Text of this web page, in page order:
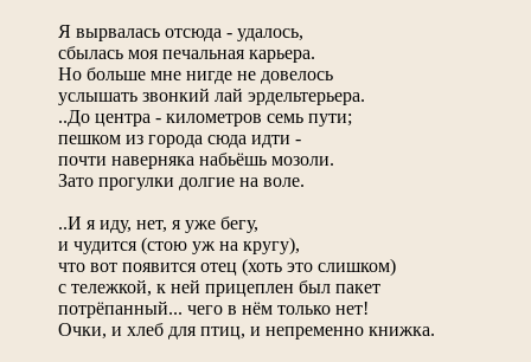
Я вырвалась отсюда - удалось,
сбылась моя печальная карьера.
Но больше мне нигде не довелось
услышать звонкий лай эрдельтерьера.
..До центра - километров семь пути;
пешком из города сюда идти -
почти наверняка набьёшь мозоли.
Зато прогулки долгие на воле.
..И я иду, нет, я уже бегу,
и чудится (стою уж на кругу),
что вот появится отец (хоть это слишком)
с тележкой, к ней прицеплен был пакет
потрёпанный... чего в нём только нет!
Очки, и хлеб для птиц, и непременно книжка.